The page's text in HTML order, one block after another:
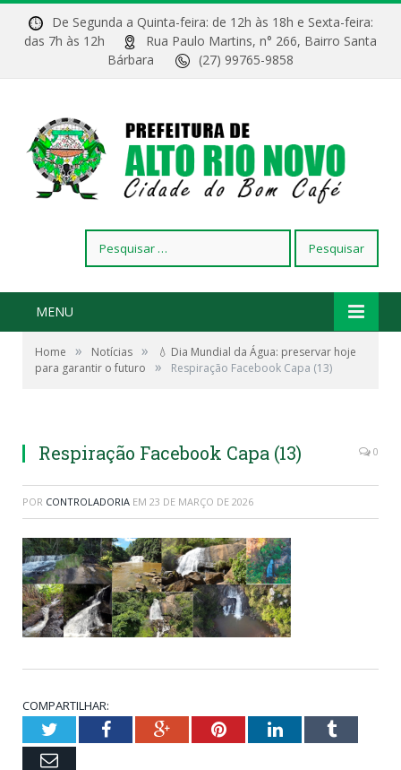
De Segunda a Quinta-feira: de 12h às 18h e Sexta-feira:
das 7h às 12h
Rua Paulo Martins, n° 266, Bairro Santa
Bárbara
(27) 99765-9858
por:
MENU
Home » Notícias »
💧 Dia Mundial da Água: preservar hoje
para garantir o futuro
» Respiração Facebook Capa (13)
Respiração Facebook Capa (13) 0
POR CONTROLADORIA EM 23 DE MARÇO DE 2026
COMPARTILHAR:
TwitterFacebookGoogle+PinterestLinkedInTumblr
Email